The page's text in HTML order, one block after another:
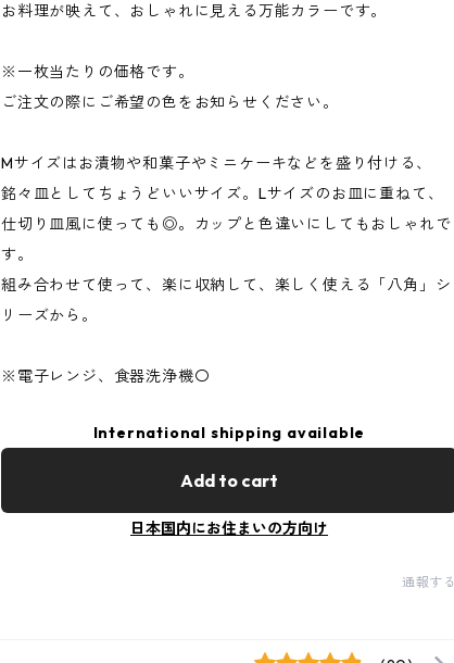
お料理が映えて、おしゃれに見える万能カラーです。
※一枚当たりの価格です。
ご注文の際にご希望の色をお知らせください。
Mサイズはお漬物や和菓子やミニケーキなどを盛り付ける、
銘々皿としてちょうどいいサイズ。Lサイズのお皿に重ねて、
仕切り皿風に使っても◎。カップと色違いにしてもおしゃれで
す。
組み合わせて使って、楽に収納して、楽しく使える「八角」シ
リーズから。
※電子レンジ、食器洗浄機〇
International shipping available
Add to cart
日本国内にお住まいの方向け
通報する